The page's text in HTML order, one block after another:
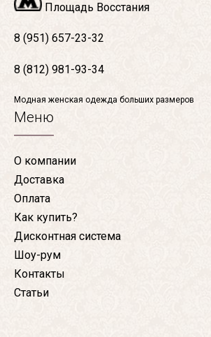
Площадь Восстания
8 (951) 657-23-32
8 (812) 981-93-34
Модная женская одежда больших размеров
Меню
О компании
Доставка
Оплата
Как купить?
Дисконтная система
Шоу-рум
Контакты
Статьи